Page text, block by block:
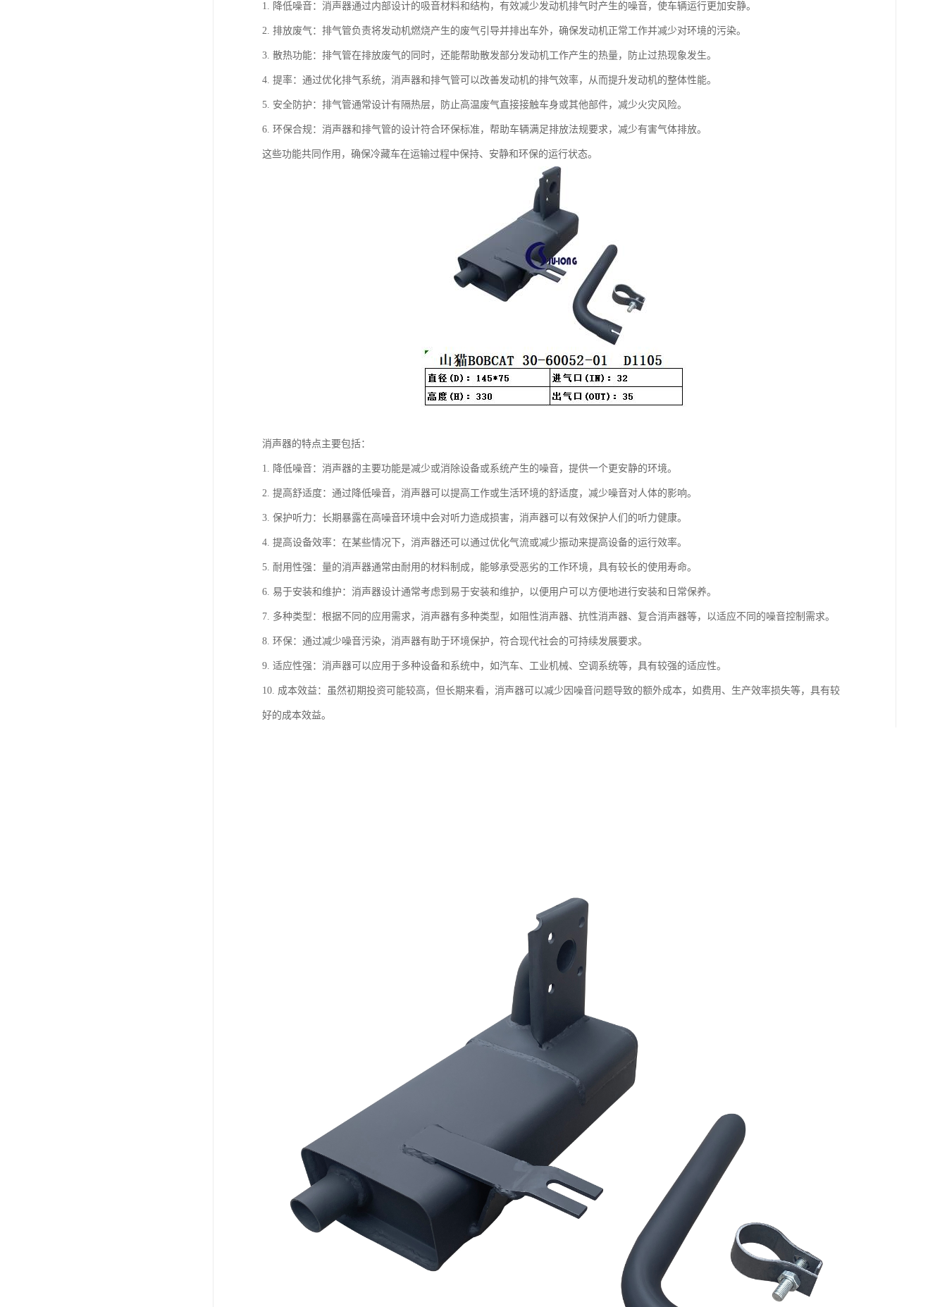
1. 降低噪音：消声器通过内部设计的吸音材料和结构，有效减少发动机排气时产生的噪音，使车辆运行更加安静。
2. 排放废气：排气管负责将发动机燃烧产生的废气引导并排出车外，确保发动机正常工作并减少对环境的污染。
3. 散热功能：排气管在排放废气的同时，还能帮助散发部分发动机工作产生的热量，防止过热现象发生。
4. 提率：通过优化排气系统，消声器和排气管可以改善发动机的排气效率，从而提升发动机的整体性能。
5. 安全防护：排气管通常设计有隔热层，防止高温废气直接接触车身或其他部件，减少火灾风险。
6. 环保合规：消声器和排气管的设计符合环保标准，帮助车辆满足排放法规要求，减少有害气体排放。
这些功能共同作用，确保冷藏车在运输过程中保持、安静和环保的运行状态。
消声器的特点主要包括：
1. 降低噪音：消声器的主要功能是减少或消除设备或系统产生的噪音，提供一个更安静的环境。
2. 提高舒适度：通过降低噪音，消声器可以提高工作或生活环境的舒适度，减少噪音对人体的影响。
3. 保护听力：长期暴露在高噪音环境中会对听力造成损害，消声器可以有效保护人们的听力健康。
4. 提高设备效率：在某些情况下，消声器还可以通过优化气流或减少振动来提高设备的运行效率。
5. 耐用性强：量的消声器通常由耐用的材料制成，能够承受恶劣的工作环境，具有较长的使用寿命。
6. 易于安装和维护：消声器设计通常考虑到易于安装和维护，以便用户可以方便地进行安装和日常保养。
7. 多种类型：根据不同的应用需求，消声器有多种类型，如阻性消声器、抗性消声器、复合消声器等，以适应不同的噪音控制需求。
8. 环保：通过减少噪音污染，消声器有助于环境保护，符合现代社会的可持续发展要求。
9. 适应性强：消声器可以应用于多种设备和系统中，如汽车、工业机械、空调系统等，具有较强的适应性。
10. 成本效益：虽然初期投资可能较高，但长期来看，消声器可以减少因噪音问题导致的额外成本，如费用、生产效率损失等，具有较
好的成本效益。